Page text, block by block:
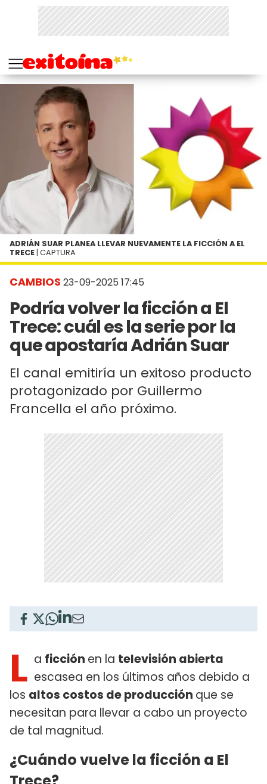
CAMBIOS 23-09-2025 17:45
Podría volver la ficción a El
Trece: cuál es la serie por la
que apostaría Adrián Suar
El canal emitiría un exitoso producto
protagonizado por Guillermo
Francella el año próximo.
ADRIÁN SUAR PLANEA LLEVAR NUEVAMENTE LA FICCIÓN A EL
TRECE | CAPTURA
L a ficción en la televisión abierta
escasea en los últimos años debido a
los altos costos de producción que se
necesitan para llevar a cabo un proyecto
de tal magnitud.
¿Cuándo vuelve la ficción a El